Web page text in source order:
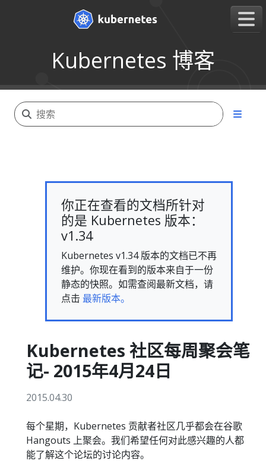
Kubernetes 博客
你正在查看的文档所针对
的是 Kubernetes 版本：
v1.34
Kubernetes v1.34 版本的文档已不再
维护。你现在看到的版本来自于一份
静态的快照。如需查阅最新文档，请
点击 最新版本。
Kubernetes 社区每周聚会笔
记- 2015年4月24日
2015.04.30
每个星期，Kubernetes 贡献者社区几乎都会在谷歌
Hangouts 上聚会。我们希望任何对此感兴趣的人都
能了解这个论坛的讨论内容。